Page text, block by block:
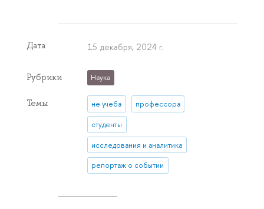
Дата 15 декабря, 2024 г.
Рубрики Наука
Темы не учеба профессора
студенты
исследования и аналитика
репортаж о событии